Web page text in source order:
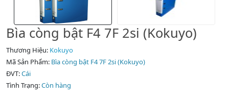
Bìa còng bật F4 7F 2si (Kokuyo)
Thương Hiệu: Kokuyo
Mã Sản Phẩm: Bìa còng bật F4 7F 2si (Kokuyo)
ĐVT:Cái
Tình Trạng:Còn hàng